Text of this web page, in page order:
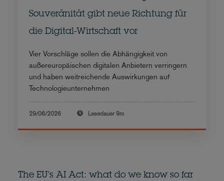
Souveränität gibt neue Richtung für
die Digital-Wirtschaft vor
Vier Vorschläge sollen die Abhängigkeit von
außereuropäischen digitalen Anbietern verringern
und haben weitreichende Auswirkungen auf
Technologieunternehmen
29/06/2026 Lesedauer 9m
The EU's AI Act: what do we know so far